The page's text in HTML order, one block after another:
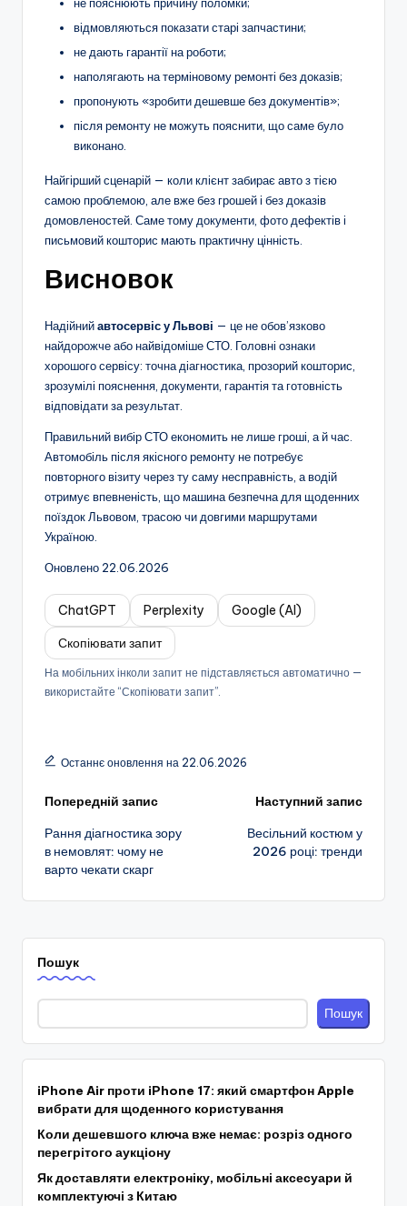
відмовляються показати старі запчастини;
не дають гарантії на роботи;
наполягають на терміновому ремонті без доказів;
пропонують «зробити дешевше без документів»;
після ремонту не можуть пояснити, що саме було
виконано.
Найгірший сценарій — коли клієнт забирає авто з тією
самою проблемою, але вже без грошей і без доказів
домовленостей. Саме тому документи, фото дефектів і
письмовий кошторис мають практичну цінність.
Висновок
Надійнийавтосервіс у Львові — це не обов’язково
найдорожче або найвідоміше СТО. Головні ознаки
хорошого сервісу: точна діагностика, прозорий кошторис,
зрозумілі пояснення, документи, гарантія та готовність
відповідати за результат.
Правильний вибір СТО економить не лише гроші, а й час.
Автомобіль після якісного ремонту не потребує
повторного візиту через ту саму несправність, а водій
отримує впевненість, що машина безпечна для щоденних
поїздок Львовом, трасою чи довгими маршрутами
Україною.
Оновлено 22.06.2026
ChatGPT Perplexity
Google (AI)
Скопіювати запит
На мобільних інколи запит не підставляється автоматично —
використайте “Скопіювати запит”.
Останнє оновлення на 22.06.2026
Навігація
по
запису
Попередній запис
Рання діагностика зору
в немовлят: чому не
варто чекати скарг
Наступний запис
Весільний костюм у
2026 році: тренди
Пошук
Пошук
iPhone Air проти iPhone 17: який смартфон Apple
вибрати для щоденного користування
Коли дешевшого ключа вже немає: розріз одного
перегрітого аукціону
Як доставляти електроніку, мобільні аксесуари й
комплектуючі з Китаю